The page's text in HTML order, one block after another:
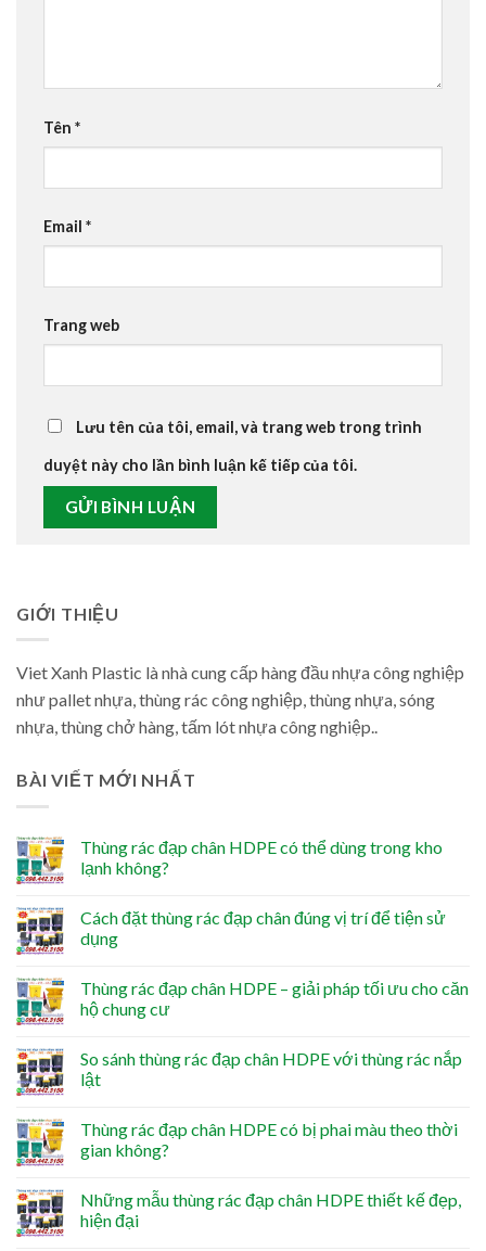
Tên *
Email *
Trang web
Lưu tên của tôi, email, và trang web trong trình
duyệt này cho lần bình luận kế tiếp của tôi.
GIỚI THIỆU
Viet Xanh Plastic là nhà cung cấp hàng đầu nhựa công nghiệp
như pallet nhựa, thùng rác công nghiệp, thùng nhựa, sóng
nhựa, thùng chở hàng, tấm lót nhựa công nghiệp..
BÀI VIẾT MỚI NHẤT
Thùng rác đạp chân HDPE có thể dùng trong kho
lạnh không?
Cách đặt thùng rác đạp chân đúng vị trí để tiện sử
dụng
Thùng rác đạp chân HDPE – giải pháp tối ưu cho căn
hộ chung cư
So sánh thùng rác đạp chân HDPE với thùng rác nắp
lật
Thùng rác đạp chân HDPE có bị phai màu theo thời
gian không?
Những mẫu thùng rác đạp chân HDPE thiết kế đẹp,
hiện đại